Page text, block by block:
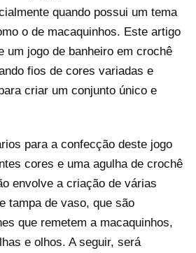
quando possui um tema
o de macaquinhos. Este artigo
um jogo de banheiro em crochê
fios de cores variadas e
criar um conjunto único e
para a confecção deste jogo
cores e uma agulha de crochê
envolve a criação de várias
tampa de vaso, que são
que remetem a macaquinhos,
e olhos. A seguir, será